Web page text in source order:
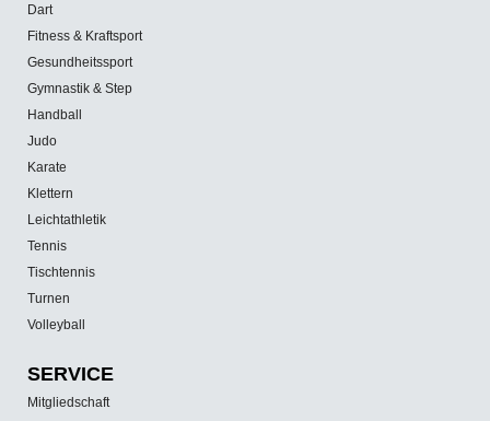
Dart
Fitness & Kraftsport
Gesundheitssport
Gymnastik & Step
Handball
Judo
Karate
Klettern
Leichtathletik
Tennis
Tischtennis
Turnen
Volleyball
SERVICE
Mitgliedschaft